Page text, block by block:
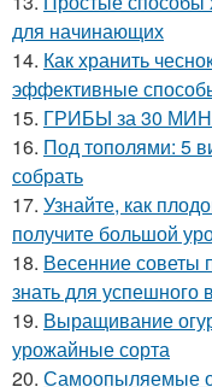
для начинающих
14. Как хранить
эффективные
15. ГРИБЫ за 30
16. Под тополями: 5
собрать
17. Узнайте, как
получите большой
18. Весенние советы
знать для
19. Выращивание
урожайные сорта
20. Самоопыляемые